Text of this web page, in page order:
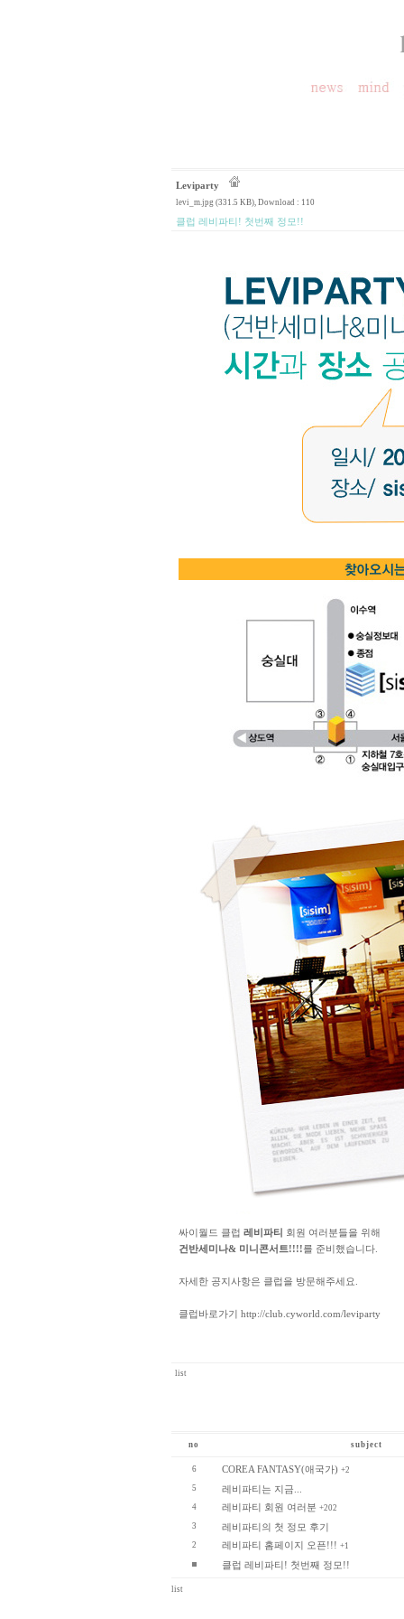
Leviparty
levi_m.jpg (331.5 KB), Download : 110
클럽 레비파티! 첫번째 정모!!
싸이월드 클럽 레비파티 회원 여러분들을 위해
건반세미나& 미니콘서트!!!!를 준비했습니다.
자세한 공지사항은 클럽을 방문해주세요.
클럽바로가기 http://club.cyworld.com/leviparty
list
no subject
6 COREA FANTASY(애국가) +2
5
레비파티는 지금...
4 레비파티 회원 여러분 +202
3
레비파티의 첫 정모 후기
2 레비파티 홈페이지 오픈!!! +1
클럽 레비파티! 첫번째 정모!!
list